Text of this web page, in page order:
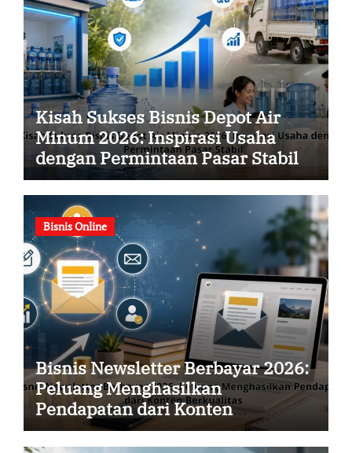
Kisah Sukses Bisnis Depot Air
Minum 2026: Inspirasi Usaha
dengan Permintaan Pasar Stabil
Bisnis Online
Bisnis Newsletter Berbayar 2026:
Peluang Menghasilkan
Pendapatan dari Konten
Berkualitas